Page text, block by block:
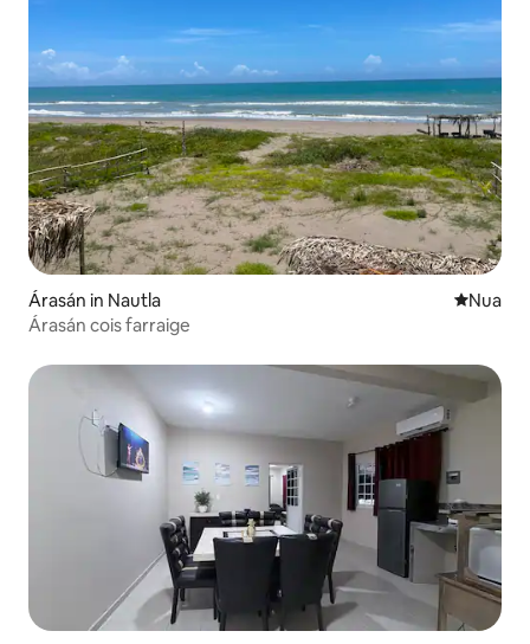
Árasán in Nautla Áit nua
Nua
Árasán cois farraige